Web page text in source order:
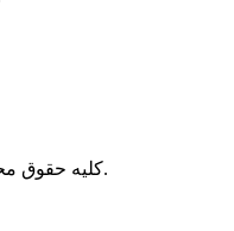
© Copyright - 2010-2022: کلیه حقوق محفوظ است.